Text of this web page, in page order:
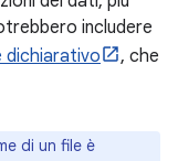
includere
dichiarativo
, che
di un file è